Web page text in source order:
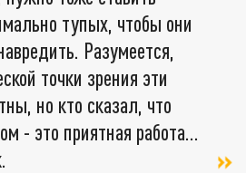
тупых, чтобы они
Разумеется,
точки зрения эти
но кто сказал, что
- это приятная работа…